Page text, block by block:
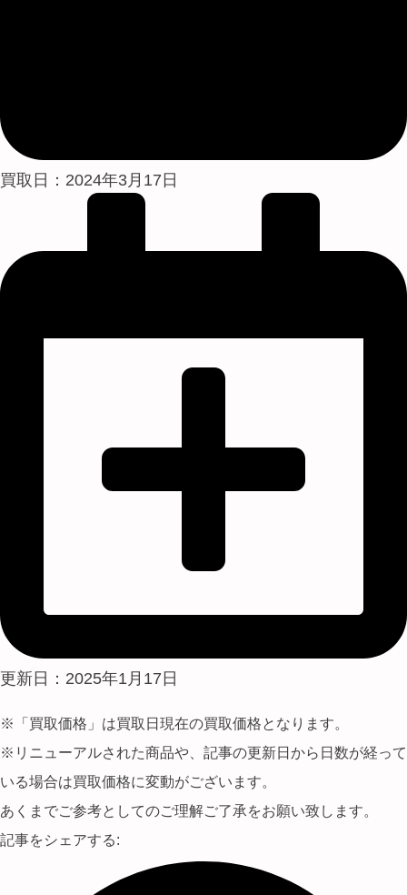
買取日：2024年3月17日
更新日：2025年1月17日
※「買取価格」は買取日現在の買取価格となります。
※リニューアルされた商品や、記事の更新日から日数が経って
いる場合は買取価格に変動がございます。
あくまでご参考としてのご理解ご了承をお願い致します。
記事をシェアする: